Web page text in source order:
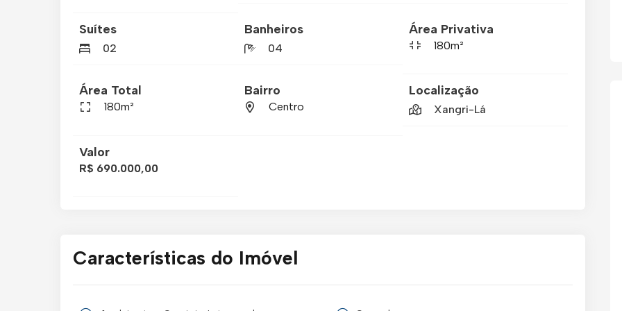
Suítes
02
Banheiros
04
Área Privativa
180m²
Área Total
180m²
Bairro
Centro
Localização
Xangri-Lá
Valor
R$ 690.000,00
Características do Imóvel